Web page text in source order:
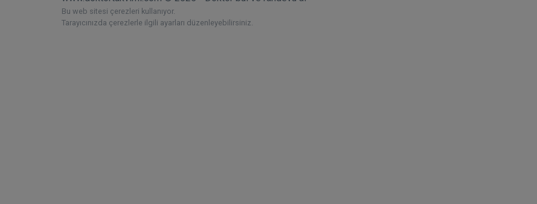
Bu web sitesi çerezleri kullanıyor.
Tarayıcınızda çerezlerle ilgili ayarları düzenleyebilirsiniz.